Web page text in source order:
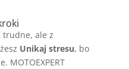
trudne, ale z
Unikaj stresu, bo
MOTOEXPERT